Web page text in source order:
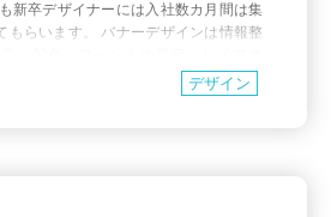
新卒デザイナーには入社数カ月間は集
もらいます。 バナーデザインは情報整
整などデザインの基礎が詰め込まれて
の初歩でありながら難易度が高く奥深
デザイン